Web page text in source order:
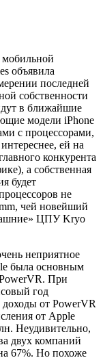
мобильной
объявила
последней
собственности
в ближайшие
модели iPhone
с процессорами,
ей на
конкурента
а собственная
будет
не
чей новейший
ЦПУ Kryo
неприятное
была основным
При
год
доходы от PowerVR
от Apple
Неудивительно,
двух компаний
67%. Но похоже